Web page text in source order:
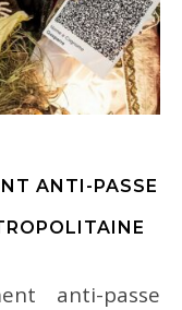
ANTI-PASSE